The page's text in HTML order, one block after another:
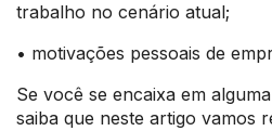
trabalho no cenário atual;
• motivações pessoais de
Se você se encaixa em
saiba que neste artigo vamos